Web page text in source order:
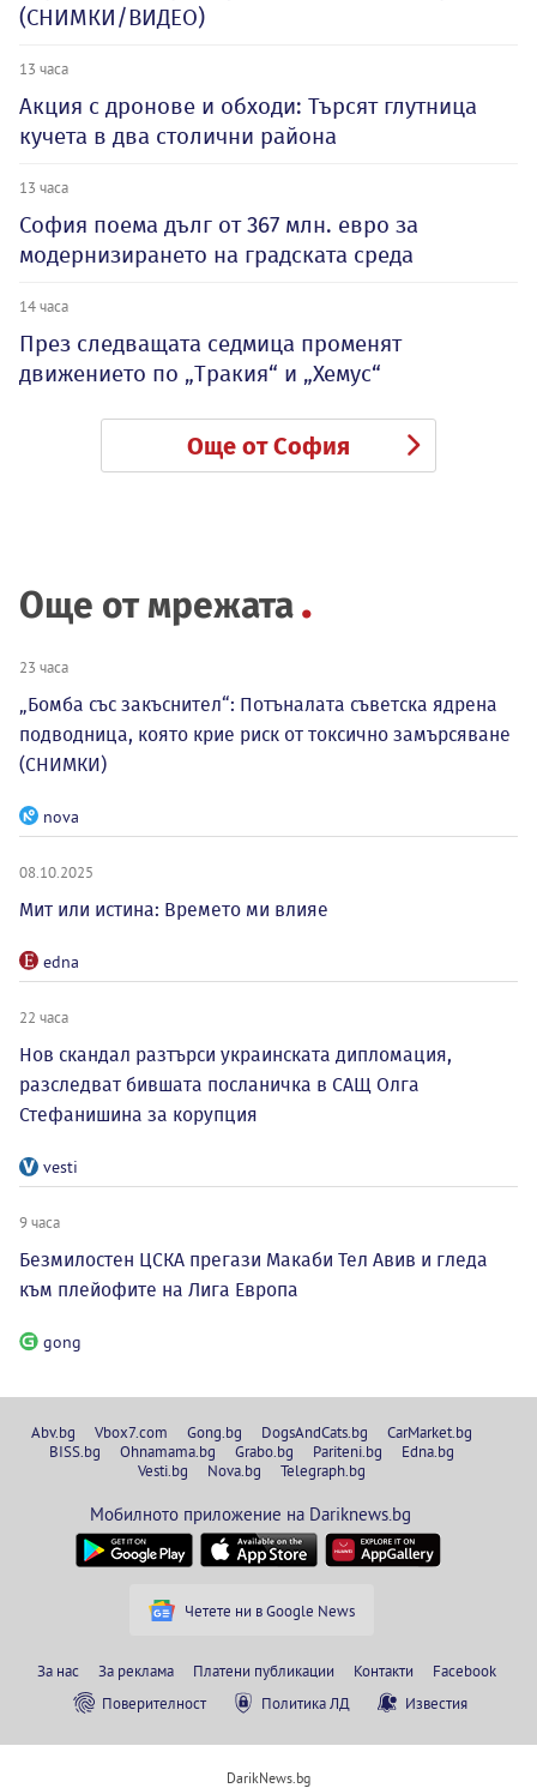
(СНИМКИ/ВИДЕО)
13 часа
Акция с дронове и обходи: Търсят глутница
кучета в два столични района
13 часа
София поема дълг от 367 млн. евро за
модернизирането на градската среда
14 часа
През следващата седмица променят
движението по „Тракия“ и „Хемус“
Още от София
Още от мрежата
23 часа
„Бомба със закъснител“: Потъналата съветска ядрена
подводница, която крие риск от токсично замърсяване
(СНИМКИ)
nova
08.10.2025
Мит или истина: Времето ми влияе
edna
22 часа
Нов скандал разтърси украинската дипломация,
разследват бившата посланичка в САЩ Олга
Стефанишина за корупция
vesti
9 часа
Безмилостен ЦСКА прегази Макаби Тел Авив и гледа
към плейофите на Лига Европа
gong
Abv.bg Vbox7.com Gong.bg DogsAndCats.bg
CarMarket.bg
BISS.bg
Ohnamama.bg Grabo.bg Pariteni.bg
Edna.bg
Vesti.bg
Nova.bg Telegraph.bg
Мобилното приложение на Dariknews.bg
Четете ни в Google News
За нас За реклама Платени публикации Контакти
Facebook
Поверителност
Политика ЛД Известия
DarikNews.bg